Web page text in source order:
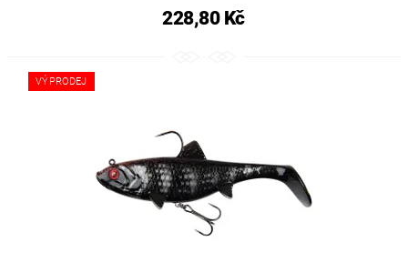
228,80 Kč
VÝPRODEJ